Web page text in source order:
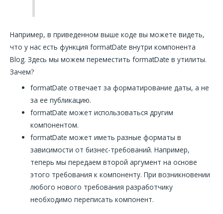
Например, в приведенном выше коде вы можете видеть,
что у нас есть функция formatDate внутри компонента
Blog. Здесь мы можем переместить formatDate в утилиты.
Зачем?
formatDate отвечает за форматирование даты, а не
за ее публикацию.
formatDate может использоваться другим
компонентом.
formatDate может иметь разные форматы в
зависимости от бизнес-требований. Например,
теперь мы передаем второй аргумент на основе
этого требования к компоненту. При возникновении
любого нового требования разработчику
необходимо переписать компонент.